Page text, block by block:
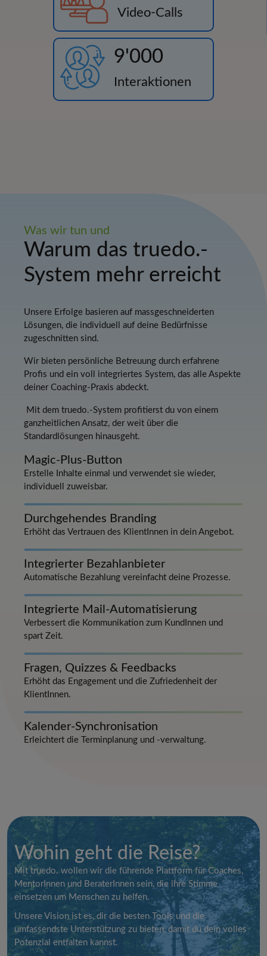
Video-Calls
9'000
Interaktionen
Was wir tun und
Warum das truedo.-
System mehr erreicht
Unsere Erfolge basieren auf massgeschneiderten
Lösungen, die individuell auf deine Bedürfnisse
zugeschnitten sind.
Wir bieten persönliche Betreuung durch erfahrene
Profis und ein voll integriertes System, das alle Aspekte
deiner Coaching-Praxis abdeckt.
Mit dem truedo.-System profitierst du von einem
ganzheitlichen Ansatz, der weit über die
Standardlösungen hinausgeht.
Magic-Plus-Button
Erstelle Inhalte einmal und verwendet sie wieder,
individuell zuweisbar.
Durchgehendes Branding
Erhöht das Vertrauen des KlientInnen in dein Angebot.
Integrierter Bezahlanbieter
Automatische Bezahlung vereinfacht deine Prozesse.
Integrierte Mail-Automatisierung
Verbessert die Kommunikation zum KundInnen und
spart Zeit.
Fragen, Quizzes & Feedbacks
Erhöht das Engagement und die Zufriedenheit der
KlientInnen.
Kalender-Synchronisation
Erleichtert die Terminplanung und -verwaltung.
Wohin geht die Reise?
Mit truedo. wollen wir die führende Plattform für Coaches,
MentorInnen und BeraterInnen sein, die ihre Stimme
einsetzen um Menschen zu helfen.
Unsere Vision ist es, dir die besten Tools und die
umfassendste Unterstützung zu bieten, damit du dein volles
Potenzial entfalten kannst.